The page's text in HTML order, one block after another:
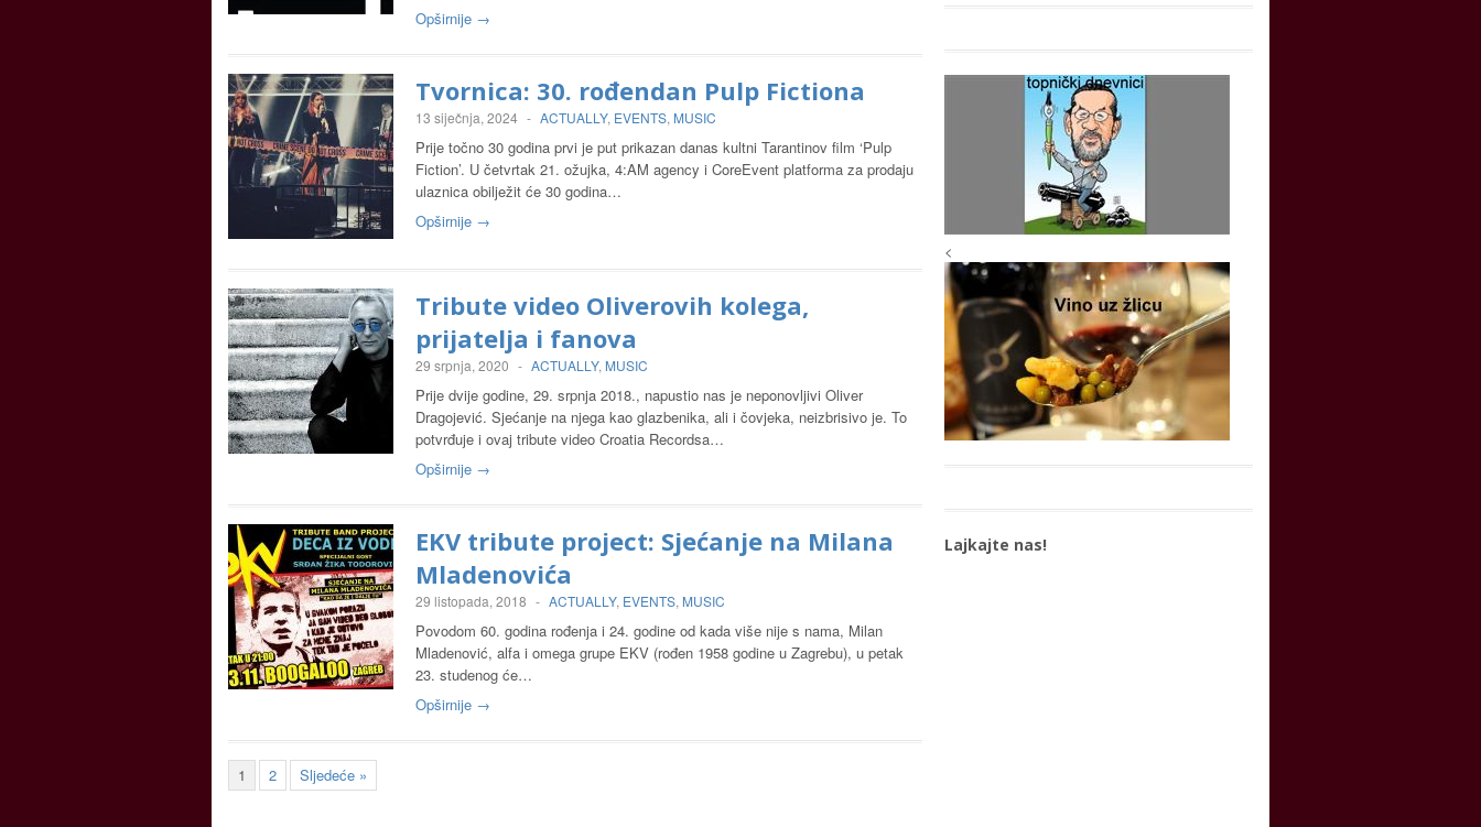
Opširnije →
Tvornica: 30. rođendan Pulp Fictiona
13 siječnja, 2024 - ACTUALLY, EVENTS, MUSIC
Prije točno 30 godina prvi je put prikazan danas kultni Tarantinov film ‘Pulp
Fiction’. U četvrtak 21. ožujka, 4:AM agency i CoreEvent platforma za prodaju
ulaznica obilježit će 30 godina…
Opširnije →
Tribute video Oliverovih kolega,
prijatelja i fanova
29 srpnja, 2020 - ACTUALLY, MUSIC
Prije dvije godine, 29. srpnja 2018., napustio nas je neponovljivi Oliver
Dragojević. Sjećanje na njega kao glazbenika, ali i čovjeka, neizbrisivo je. To
potvrđuje i ovaj tribute video Croatia Recordsa…
Opširnije →
EKV tribute project: Sjećanje na Milana
Mladenovića
29 listopada, 2018 - ACTUALLY, EVENTS, MUSIC
Povodom 60. godina rođenja i 24. godine od kada više nije s nama, Milan
Mladenović, alfa i omega grupe EKV (rođen 1958 godine u Zagrebu), u petak
23. studenog će…
Opširnije →
1 2 Sljedeće »
<
Lajkajte nas!